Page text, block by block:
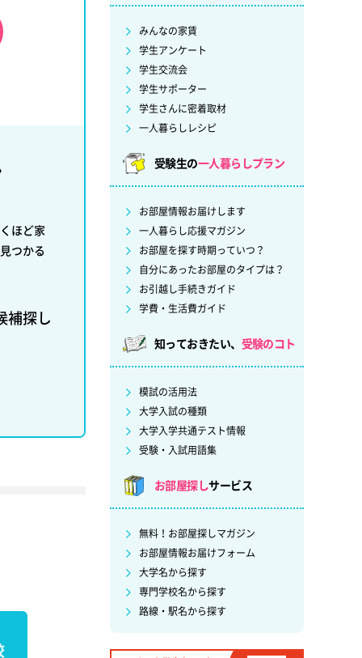
ほど家
つかる
補探し
みんなの家賃
学生アンケート
学生交流会
学生サポーター
学生さんに密着取材
一人暮らしレシピ
受験生の一人暮らしプラン
お部屋情報お届けします
一人暮らし応援マガジン
お部屋を探す時期っていつ？
自分にあったお部屋のタイプは？
お引越し手続きガイド
学費・生活費ガイド
知っておきたい、 受験のコト
模試の活用法
大学入試の種類
大学入学共通テスト情報
受験・入試用語集
お部屋探しサービス
無料！お部屋探しマガジン
お部屋情報お届けフォーム
大学名から探す
専門学校名から探す
路線・駅名から探す